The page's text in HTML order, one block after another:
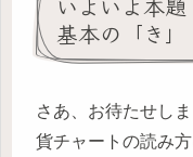
基本の「き」
さあ、お待たせし
貨チャートの読み